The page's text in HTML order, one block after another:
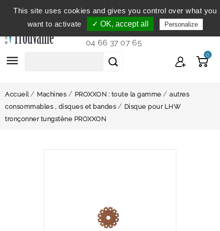
Service clientèle
du lundi au vendredi de 9h à 12h et
de 14h à 18h...
04 66 37 07 65
 0
Accueil Machines PROXXON : toute la gamme
autres
consommables , disques et bandes
Disque pour LHW
tronçonner tungstène PROXXON
This site uses cookies and gives you control over what you
want to activate
✓ OK, accept all Personalize